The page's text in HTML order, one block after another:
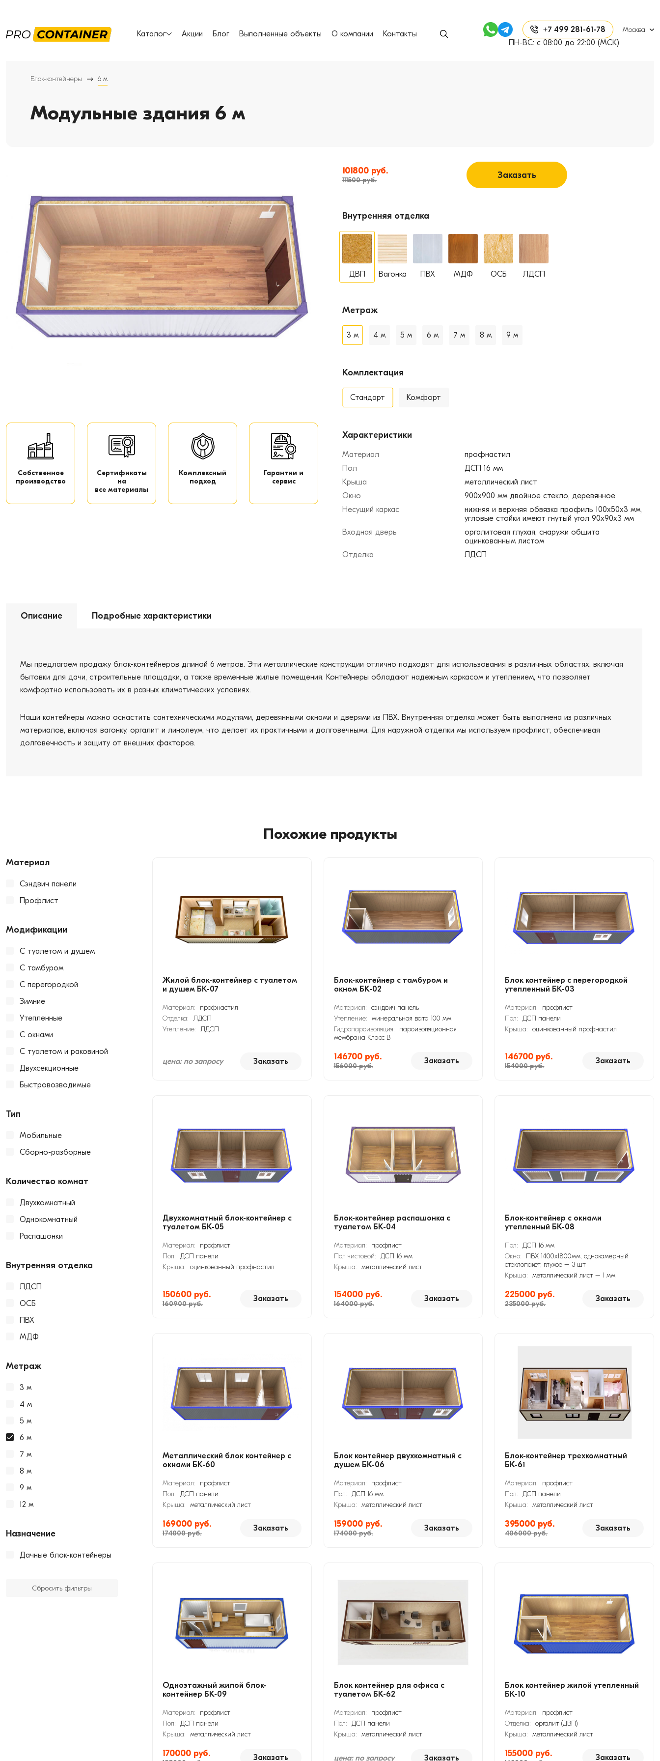
Каталог Акции Блог Выполненные объекты О компании Контакты +7 499 281-61-78 Москва
ПН-ВС: с 08:00 до 22:00 (МСК)
Блок-контейнеры 6 м
Модульные здания 6 м
Собственное
производство
Сертификаты
на
все материалы
Комплексный
подход
Гарантии и
сервис
101800 руб.
111500 руб. Заказать
Внутренняя отделка
ДВП Вагонка ПВХ МДФ ОСБ ЛДСП
Метраж
3 м 4 м 5 м 6 м 7 м 8 м 9 м
Комплектация
Стандарт Комфорт
Характеристики
Материал
профнастил
Пол
ДСП 16 мм
Крыша
металлический лист
Окно
900х900 мм двойное стекло, деревянное
Несущий каркас
нижняя и верхняя обвязка профиль 100х50х3 мм,
угловые стойки имеют гнутый угол 90х90х3 мм
Входная дверь
оргалитовая глухая, снаружи обшита
оцинкованным листом
Отделка
ЛДСП
Описание Подробные характеристики
Мы предлагаем продажу блок-контейнеров длиной 6 метров. Эти металлические конструкции отлично подходят для использования в различных областях, включая
бытовки для дачи, строительные площадки, а также временные жилые помещения. Контейнеры обладают надежным каркасом и утеплением, что позволяет
комфортно использовать их в разных климатических условиях.
Наши контейнеры можно оснастить сантехническими модулями, деревянными окнами и дверями из ПВХ. Внутренняя отделка может быть выполнена из различных
материалов, включая вагонку, оргалит и линолеум, что делает их практичными и долговечными. Для наружной отделки мы используем профлист, обеспечивая
долговечность и защиту от внешних факторов.
Похожие продукты
Материал
Сэндвич панели
Профлист
Модификации
С туалетом и душем
С тамбуром
С перегородкой
Зимние
Утепленные
С окнами
С туалетом и раковиной
Двухсекционные
Быстровозводимые
Тип
Мобильные
Сборно-разборные
Количество комнат
Двухкомнатный
Однокомнатный
Распашонки
Внутренняя отделка
ЛДСП
ОСБ
ПВХ
МДФ
Метраж
3 м
4 м
5 м
6 м
7 м
8 м
9 м
12 м
Назначение
Дачные блок-контейнеры
Сбросить фильтры
Жилой блок-контейнер с туалетом
и душем БК-07
Материал:
профнастил
Отделка: ЛДСП
Утепление: ЛДСП
цена: по запросу Заказать
Блок-контейнер с тамбуром и
окном БК-02
Материал: сэндвич панель
Утепление: минеральная вата 100 мм
Гидропароизоляция:
пароизоляционная
мембрана Класс В
146700 руб.
156000 руб.
Заказать
Блок контейнер с перегородкой
утепленный БК-03
Материал:
профлист
Пол:
ДСП панели
Крыша:
оцинкованный профнастил
146700 руб.
154000 руб.
Заказать
Двухкомнатный блок-контейнер с
туалетом БК-05
Материал:
профлист
Пол: ДСП панели
Крыша: оцинкованный профнастил
150600 руб.
160900 руб.
Заказать
Блок-контейнер распашонка с
туалетом БК-04
Материал:
профлист
Пол чистовой: ДСП 16 мм
Крыша: металлический лист
154000 руб.
164000 руб.
Заказать
Блок-контейнер с окнами
утепленный БК-08
Пол:
ДСП 16 мм
Окно:
ПВХ 1400х1800мм, однокамерный
стеклопакет, глухое – 3 шт
Крыша:
металлический лист – 1 мм
225000 руб.
235000 руб.
Заказать
Металлический блок контейнер с
окнами БК-60
Материал:
профлист
Пол: ДСП панели
Крыша: металлический лист
169000 руб.
174000 руб.
Заказать
Блок контейнер двухкомнатный с
душем БК-06
Материал:
профлист
Пол: ДСП 16 мм
Крыша: металлический лист
159000 руб.
174000 руб.
Заказать
Блок-контейнер трехкомнатный
БК-61
Материал:
профлист
Пол:
ДСП панели
Крыша:
металлический лист
395000 руб.
406000 руб.
Заказать
Одноэтажный жилой блок-
контейнер БК-09
Материал:
профлист
Пол: ДСП панели
Крыша: металлический лист
170000 руб. Заказать
Блок контейнер для офиса с
туалетом БК-62
Материал:
профлист
Пол: ДСП панели
Крыша: металлический лист
цена: по запросу Заказать
Блок контейнер жилой утепленный
БК-10
Материал:
профлист
Отделка:
оргалит (ДВП)
Крыша:
металлический лист
155000 руб. Заказать